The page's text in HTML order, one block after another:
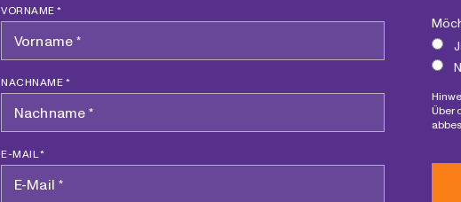
VORNAME *
NACHNAME *
E-MAIL *
Über